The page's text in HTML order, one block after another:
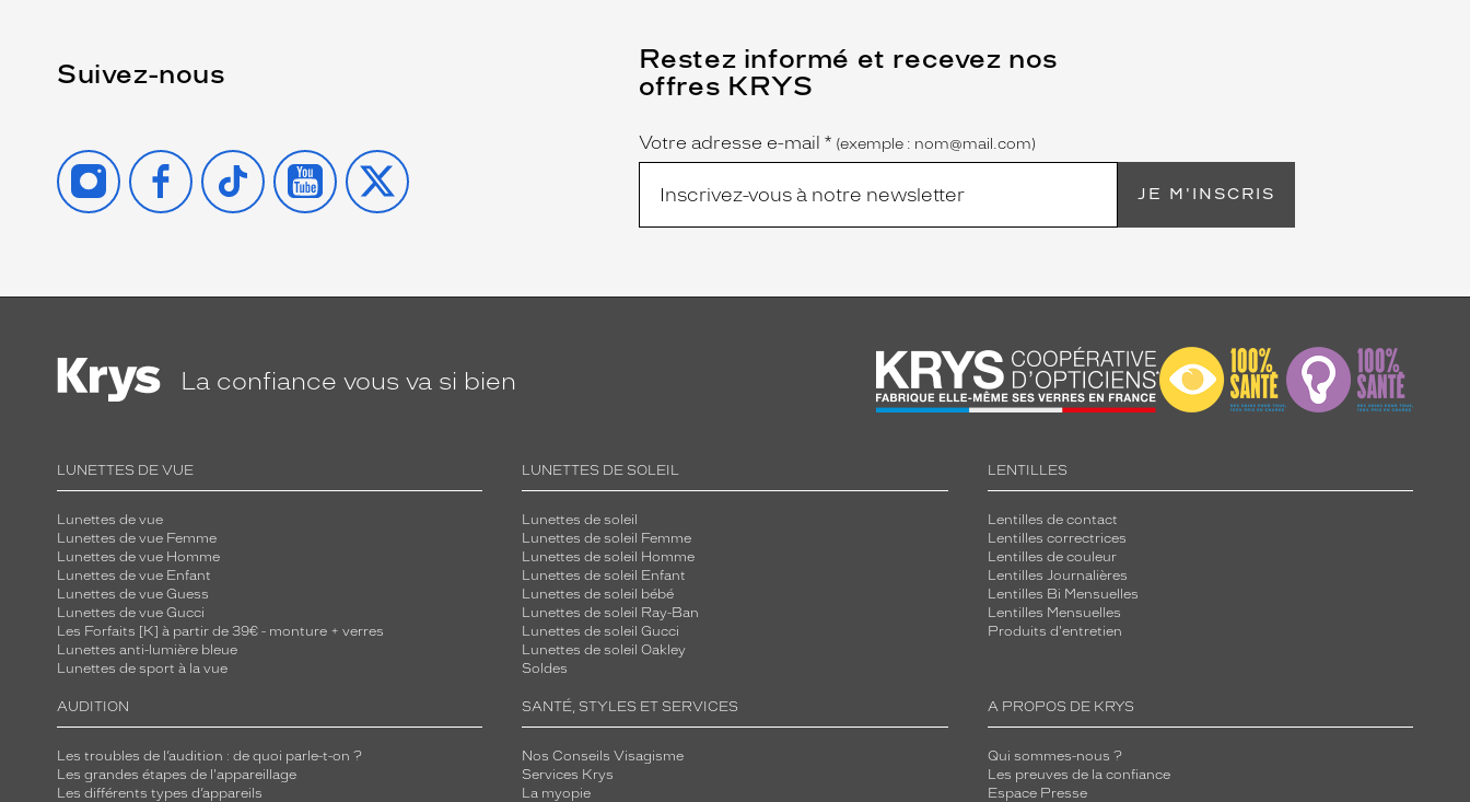
Suivez-nous
INSTAGRAMFACEBOOK
TIKTOK YOUTUBE
X
Restez informé et recevez nos
offres KRYS
Name
Votre adresse e-mail *
(Ce
champ
est
obligatoire)
(exemple : nom@mail.com)
JE M'INSCRIS
La confiance vous va si bien
LUNETTES DE VUE
Lunettes de vue
Lunettes de vue Femme
Lunettes de vue Homme
Lunettes de vue Enfant
Lunettes de vue Guess
Lunettes de vue Gucci
Les Forfaits [K] à partir de 39€ - monture + verres
Lunettes anti-lumière bleue
Lunettes de sport à la vue
LUNETTES DE SOLEIL
Lunettes de soleil
Lunettes de soleil Femme
Lunettes de soleil Homme
Lunettes de soleil Enfant
Lunettes de soleil bébé
Lunettes de soleil Ray-Ban
Lunettes de soleil Gucci
Lunettes de soleil Oakley
Soldes
LENTILLES
Lentilles de contact
Lentilles correctrices
Lentilles de couleur
Lentilles Journalières
Lentilles Bi Mensuelles
Lentilles Mensuelles
Produits d'entretien
AUDITION
Les troubles de l’audition : de quoi parle-t-on ?
Les grandes étapes de l'appareillage
Les différents types d’appareils
SANTÉ, STYLES ET SERVICES
Nos Conseils Visagisme
Services Krys
La myopie
A PROPOS DE KRYS
Qui sommes-nous ?
Les preuves de la confiance
Espace Presse